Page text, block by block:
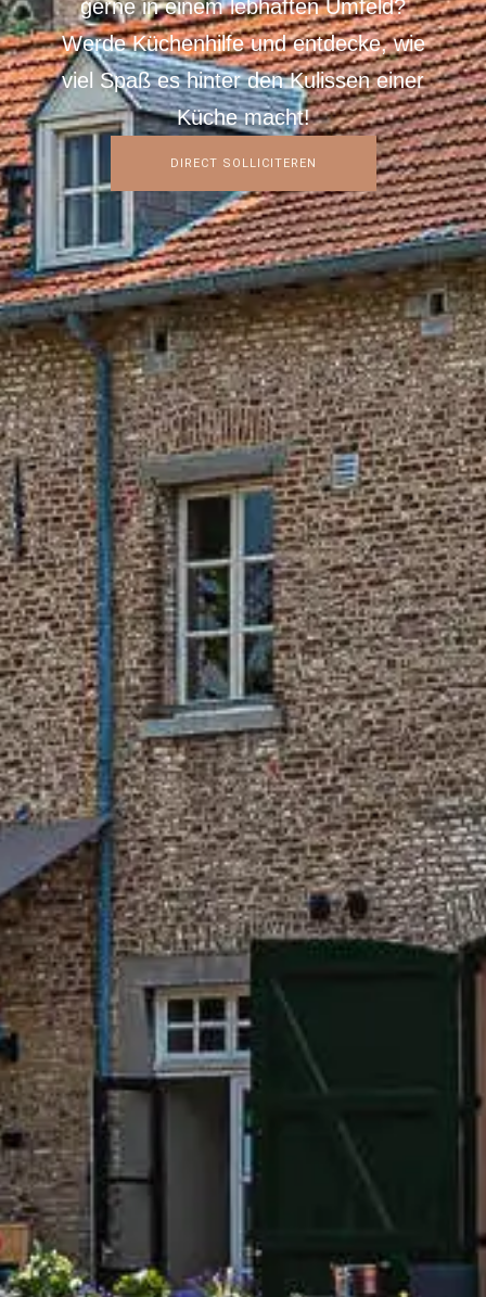
gerne in einem lebhaften Umfeld?
Werde Küchenhilfe und entdecke, wie
viel Spaß es hinter den Kulissen einer
Küche macht!
DIRECT SOLLICITEREN